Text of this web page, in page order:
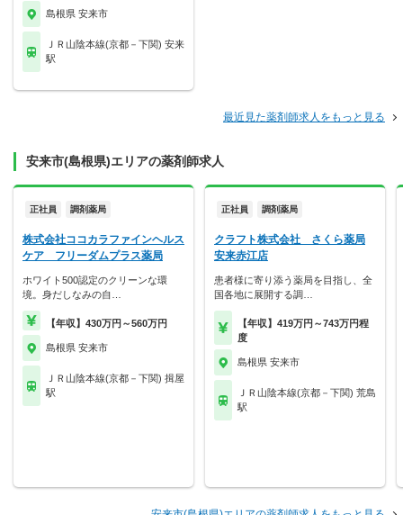
島根県 安来市
ＪＲ山陰本線(京都－下関) 安来
駅
最近見た薬剤師求人をもっと見る
安来市(島根県)エリアの薬剤師求人
正社員 調剤薬局
株式会社ココカラファインヘルス
ケア フリーダムプラス薬局
ホワイト500認定のクリーンな環
境。身だしなみの自…
【年収】430万円～560万円
島根県 安来市
ＪＲ山陰本線(京都－下関) 揖屋
駅
正社員 調剤薬局
クラフト株式会社 さくら薬局
安来赤江店
患者様に寄り添う薬局を目指し、全
国各地に展開する調…
【年収】419万円～743万円程
度
島根県 安来市
ＪＲ山陰本線(京都－下関) 荒島
駅